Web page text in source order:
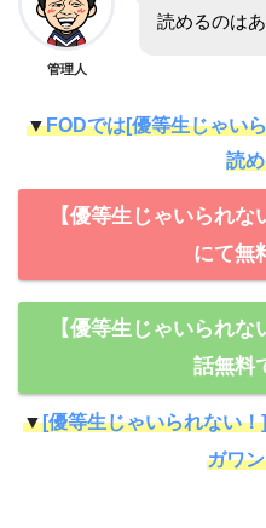
管理人
読めるのは
▼FODでは[優等生じゃい
読
【優等生じゃいられ
にて無
【優等生じゃいられ
話無料
▼[優等生じゃいられない
ガワ